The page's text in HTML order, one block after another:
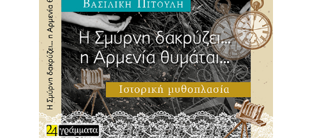
πολύ μεγαλύτερο κοινό επενδυτών να επενδύσει σε
περιουσιακά στοιχεία της Ελλάδας. Αυτό οφείλεται στο
γεγονός ότι στις ανεπτυγμένες αγορές το υπό διαχείριση
ενεργητικό αγγίζει τα 52 τρισεκατομμύρια δολάρια,
έναντι μόλις 6,3 τρισ. δολαρίων στις αναδυόμενες
αγορές.